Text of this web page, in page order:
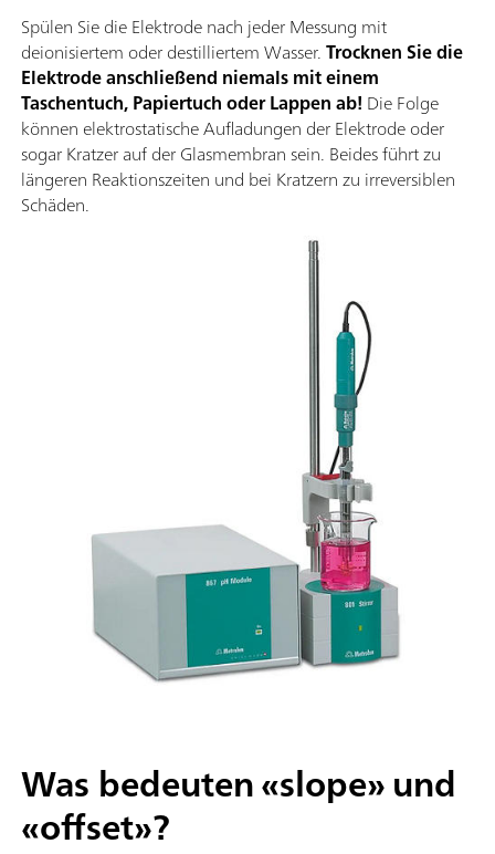
Spülen Sie die Elektrode nach jeder Messung mit
deionisiertem oder destilliertem Wasser.Trocknen Sie die
Elektrode anschließend niemals mit einem
Taschentuch, Papiertuch oder Lappen ab! Die Folge
können elektrostatische Aufladungen der Elektrode oder
sogar Kratzer auf der Glasmembran sein. Beides führt zu
längeren Reaktionszeiten und bei Kratzern zu irreversiblen
Schäden.
Was bedeuten «slope» und
«offset»?